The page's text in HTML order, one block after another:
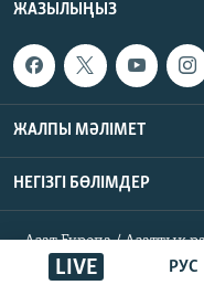
РУС
LIVE
ЖАЗЫЛЫҢЫЗ
ЖАЛПЫ МӘЛІМЕТ
НЕГІЗГІ БӨЛІМДЕР
Азат Еуропа / Азаттық
құқықтары қорғалған